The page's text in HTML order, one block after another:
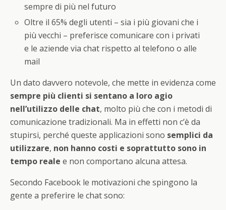
sempre di più nel futuro
Oltre il 65% degli utenti – sia i più giovani che i
più vecchi – preferisce comunicare con i privati
e le aziende via chat rispetto al telefono o alle
mail
Un dato davvero notevole, che mette in evidenza come
sempre più clienti si sentano a loro agio
nell’utilizzo delle chat, molto più che con i metodi di
comunicazione tradizionali. Ma in effetti non c’è da
stupirsi, perché queste applicazioni sono semplici da
utilizzare, non hanno costi e soprattutto sono in
tempo reale e non comportano alcuna attesa.
Secondo Facebook le motivazioni che spingono la
gente a preferire le chat sono: